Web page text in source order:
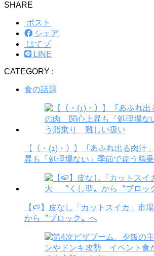
SHARE
ポスト
シェア
はてブ
LINE
CATEGORY :
食の話題
【（・(ｪ)・）】「あふれ出る肉
昇も「処理場ない」季節で違う脂
【🍉】皮なし「カットスイカ」市
から〝ブロック〟へ